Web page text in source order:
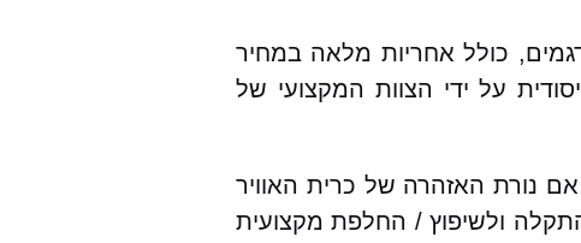
כולל אחריות מלאה במחיר
על ידי הצוות המקצועי של
נורת האזהרה של כרית האוויר
ולשיפוץ / החלפת מקצועית